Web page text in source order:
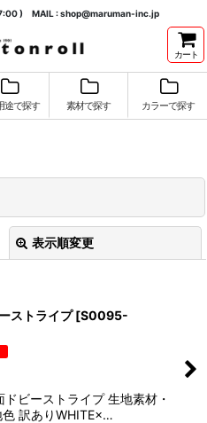
) MAIL : shop@maruman-inc.jp
カート
途で探す 素材で探す カラーで探す
表示順変更
込む
ストライプ [S0095-
ビーストライプ 生地素材・
訳ありWHITE×…